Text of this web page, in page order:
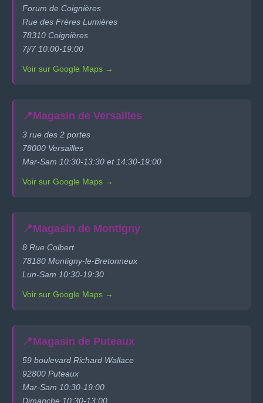
Forum de Coignières
Rue des Frères Lumières
78310 Coignières
7j/7 10:00-19:00
Voir sur Google Maps →
📍Magasin de Versailles
3 rue des 2 portes
78000 Versailles
Mar-Sam 10:30-13:30 et 14:30-19:00
Voir sur Google Maps →
📍Magasin de Montigny
8 Rue Colbert
78180 Montigny-le-Bretonneux
Lun-Sam 10:30-19:30
Voir sur Google Maps →
📍Magasin de Puteaux
59 boulevard Richard Wallace
92800 Puteaux
Mar-Sam 10:30-19:00
Dimanche 10:30-13:00